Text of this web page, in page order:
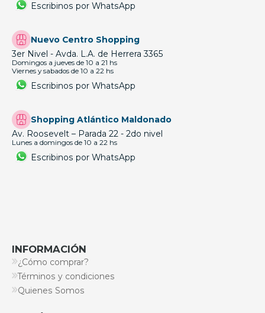
Escribinos por WhatsApp
Nuevo Centro Shopping
3er Nivel - Avda. L.A. de Herrera 3365
Domingos a jueves de 10 a 21 hs
Viernes y sabados de 10 a 22 hs
Escribinos por WhatsApp
Shopping Atlántico Maldonado
Av. Roosevelt – Parada 22 - 2do nivel
Lunes a domingos de 10 a 22 hs
Escribinos por WhatsApp
INFORMACIÓN
¿Cómo comprar?
Términos y condiciones
Quienes Somos